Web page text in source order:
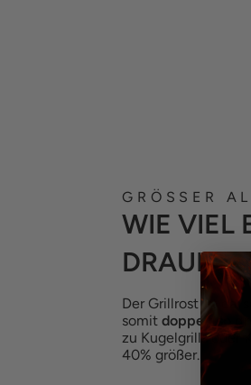
GRÖSSER
WIE VIEL
DRAUF?
Der Grillrost ist ca.
somitdoppelt so
zu Kugelgrills oder
40% größer.